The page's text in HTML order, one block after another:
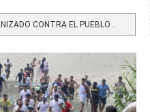
CONTRA EL PUEBLO...